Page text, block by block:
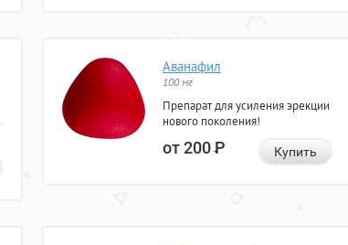
Аванафил
100 мг
Препарат для усиления эрекции
нового поколения!
от 200Р Купить